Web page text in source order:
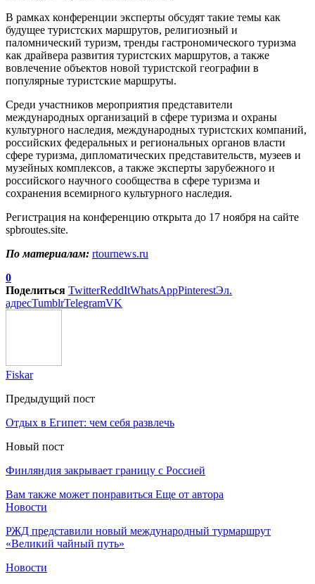
В рамках конференции эксперты обсудят такие темы как
будущее туристских маршрутов, религиозный и
паломнический туризм, тренды гастрономического туризма
как драйвера развития туристских маршрутов, а также
вовлечение объектов новой туристской географии в
популярные туристские маршруты.
Среди участников мероприятия представители
международных организаций в сфере туризма и охраны
культурного наследия, международных туристских компаний,
российских федеральных и региональных органов власти
сфере туризма, дипломатических представительств, музеев и
музейных комплексов, а также эксперты зарубежного и
российского научного сообщества в сфере туризма и
сохранения всемирного культурного наследия.
Регистрация на конференцию открыта до 17 ноября на сайте
spbroutes.site.
По материалам: rtournews.ru
0
Поделиться TwitterReddItWhatsAppPinterestЭл.
адресTumblrTelegramVK
Fiskar
Предыдущий пост
Отдых в Египет: чем себя развлечь
Новый пост
Финляндия закрывает границу с Россией
Вам также может понравиться Еще от автора
Новости
РЖД представили новый международный турмаршрут
«Великий чайный путь»
Новости